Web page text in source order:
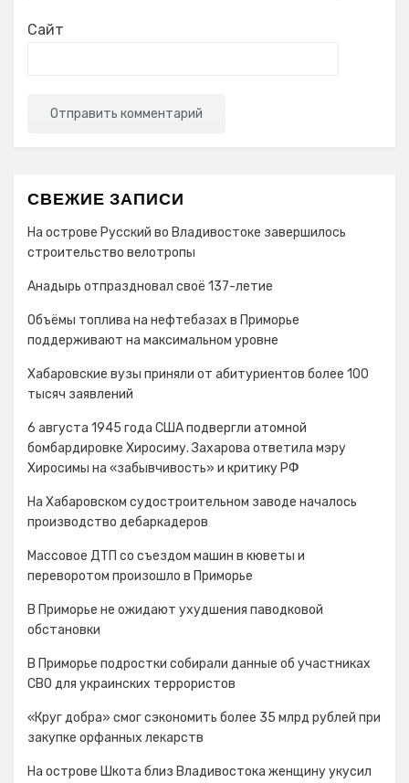
Сайт
СВЕЖИЕ ЗАПИСИ
На острове Русский во Владивостоке завершилось
строительство велотропы
Анадырь отпраздновал своё 137-летие
Объёмы топлива на нефтебазах в Приморье
поддерживают на максимальном уровне
Хабаровские вузы приняли от абитуриентов более 100
тысяч заявлений
6 августа 1945 года США подвергли атомной
бомбардировке Хиросиму. Захарова ответила мэру
Хиросимы на «забывчивость» и критику РФ
На Хабаровском судостроительном заводе началось
производство дебаркадеров
Массовое ДТП со съездом машин в кюветы и
переворотом произошло в Приморье
В Приморье не ожидают ухудшения паводковой
обстановки
В Приморье подростки собирали данные об участниках
СВО для украинских террористов
«Круг добра» смог сэкономить более 35 млрд рублей при
закупке орфанных лекарств
На острове Шкота близ Владивостока женщину укусил